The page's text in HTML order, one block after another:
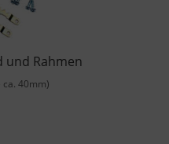
und Rahmen
ca. 40mm)